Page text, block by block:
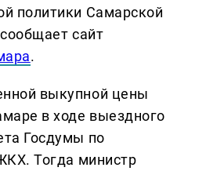
политики Самарской
сайт
.
выкупной цены
в ходе выездного
Госдумы по
Тогда министр